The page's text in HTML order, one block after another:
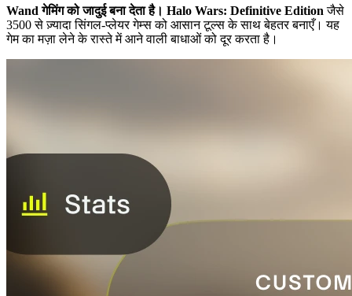
Wand गेमिंग को जादुई बना देता है। Halo Wars: Definitive Edition जैसे
3500 से ज़्यादा सिंगल-प्लेयर गेम्स को आसान टूल्स के साथ बेहतर बनाएँ। यह
गेम का मज़ा लेने के रास्ते में आने वाली बाधाओं को दूर करता है।